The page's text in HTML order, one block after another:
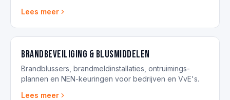
Lees meer
Brandbeveiliging & blusmiddelen
Brandblussers, brandmeldinstallaties, ontruimings­
plannen en NEN-keuringen voor bedrijven en VvE's.
Lees meer